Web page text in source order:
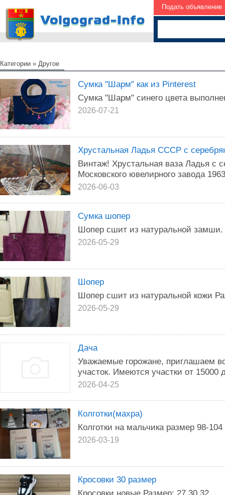
Подать объявление
Категории » Другое
Сумка "Шарм" как из Pinterest
Сумка "Шарм" синего цвета
2026-07-21
Хрустальная Ладья СССР с
Винтаж! Хрустальная ваза Ладья с
Московского ювелирного завода
2026-06-03
Сумка шопер
Шопер сшит из натуральной замши.
2026-05-29
Шопер
Шопер сшит из натуральной кожи
2026-05-29
Дача
Уважаемые горожане, приглашаем
участок. Имеются участки от 15000
2026-04-25
Колготки(махра)
Колготки на мальчика размер 98-
2026-03-19
Кросовки 30 размер
Кросовки новые Размер: 27,30,32